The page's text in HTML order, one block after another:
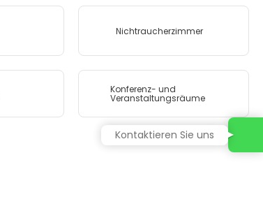
Nichtraucherzimmer
Konferenz- und
Veranstaltungsräume
Kontaktieren Sie uns